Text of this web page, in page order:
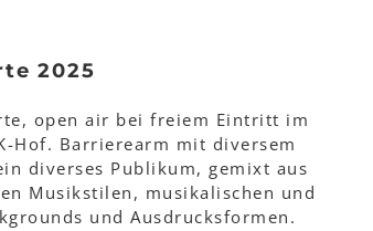
2025
open air bei freiem Eintritt im
Hof. Barrierearm mit diversem
diverses Publikum, gemixt aus
Musikstilen, musikalischen und
und Ausdrucksformen.